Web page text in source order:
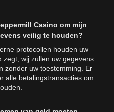
Casino om mijn
veilig te houden?
protocollen houden uw
zegt, wij zullen uw gegevens
zonder uw toestemming. Er
alle betalingstransacties om